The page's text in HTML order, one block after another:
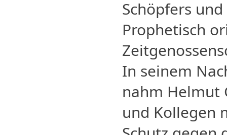
Schöpfers
Prophetisch
In seinem
nahm Helmut
und Kollegen